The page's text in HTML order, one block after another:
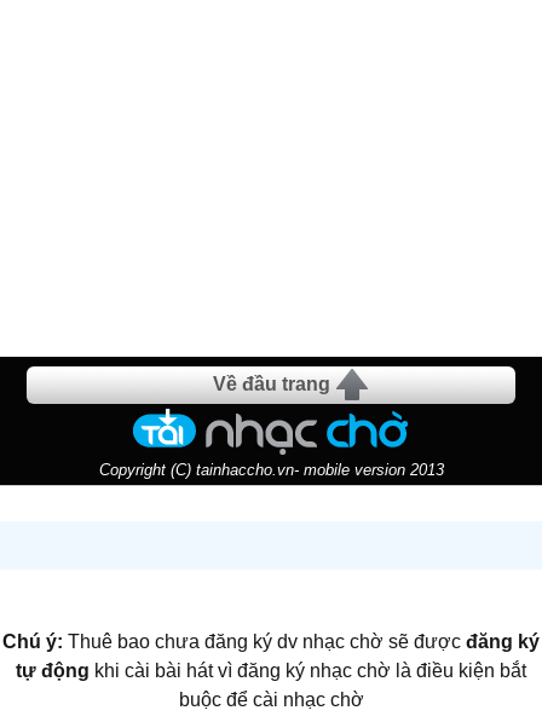
Về đầu trang
Copyright (C) tainhaccho.vn- mobile version 2013
Chú ý: Thuê bao chưa đăng ký dv nhạc chờ sẽ được đăng ký
tự động khi cài bài hát vì đăng ký nhạc chờ là điều kiện bắt
buộc để cài nhạc chờ